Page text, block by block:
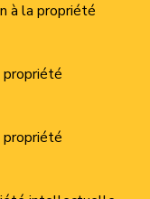
à la propriété